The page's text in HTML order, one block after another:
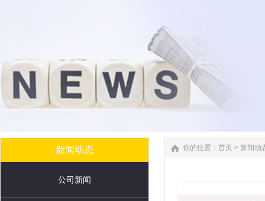
新闻动态
公司新闻
你的位置： 首页 > 新闻动